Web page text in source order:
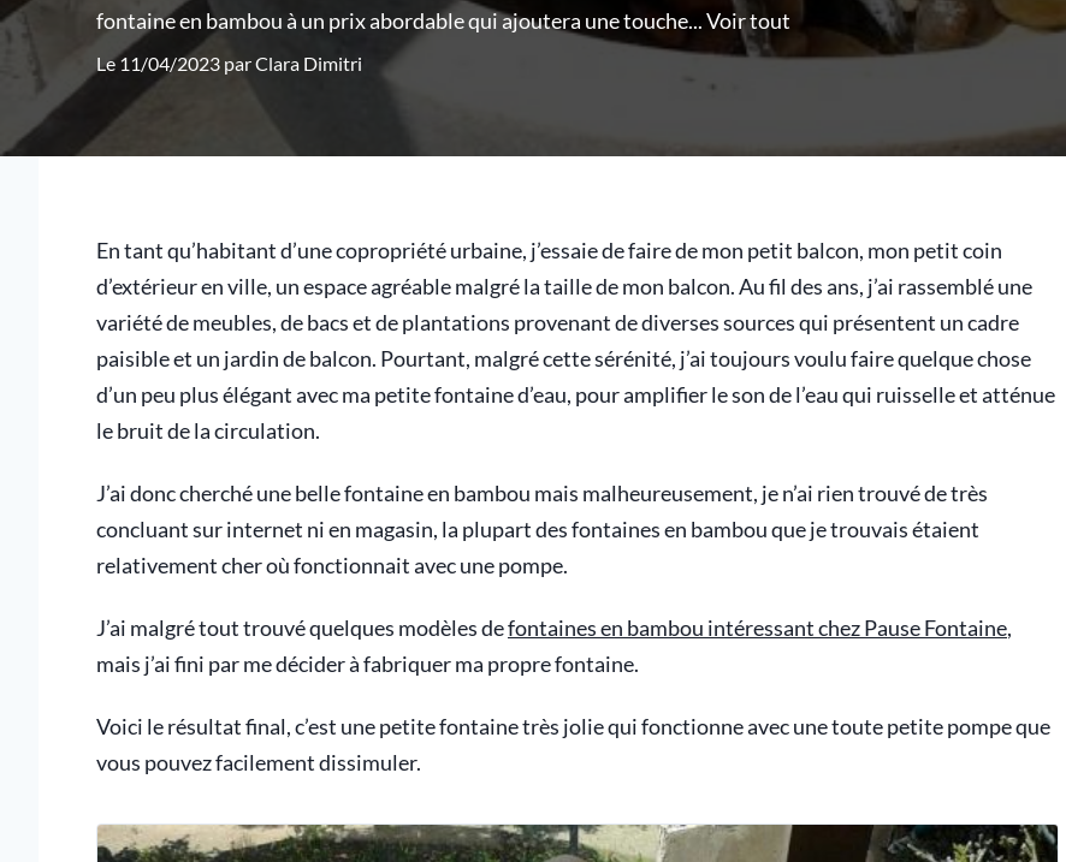
fontaine en bambou à un prix abordable qui ajoutera une touche...Voir tout
Le 11/04/2023 parClara Dimitri
En tant qu’habitant d’une copropriété urbaine, j’essaie de faire de mon petit balcon, mon petit coin
d’extérieur en ville, un espace agréable malgré la taille de mon balcon. Au fil des ans, j’ai rassemblé une
variété de meubles, de bacs et de plantations provenant de diverses sources qui présentent un cadre
paisible et un jardin de balcon. Pourtant, malgré cette sérénité, j’ai toujours voulu faire quelque chose
d’un peu plus élégant avec ma petite fontaine d’eau, pour amplifier le son de l’eau qui ruisselle et atténue
le bruit de la circulation.
J’ai donc cherché une belle fontaine en bambou mais malheureusement, je n’ai rien trouvé de très
concluant sur internet ni en magasin, la plupart des fontaines en bambou que je trouvais étaient
relativement cher où fonctionnait avec une pompe.
J’ai malgré tout trouvé quelques modèles defontaines en bambou intéressant chez Pause Fontaine,
mais j’ai fini par me décider à fabriquer ma propre fontaine.
Voici le résultat final, c’est une petite fontaine très jolie qui fonctionne avec une toute petite pompe que
vous pouvez facilement dissimuler.